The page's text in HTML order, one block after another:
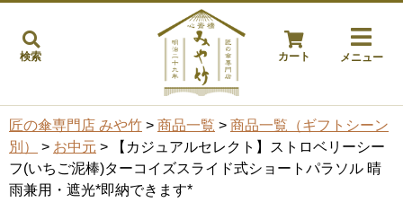
検索 カート メニュー
匠の傘専門店 みや竹 > 商品一覧 > 商品一覧（ギフトシーン
別）
> お中元 > 【カジュアルセレクト】ストロベリーシー
フ(いちご泥棒)ターコイズスライド式ショートパラソル 晴
雨兼用・遮光*即納できます*